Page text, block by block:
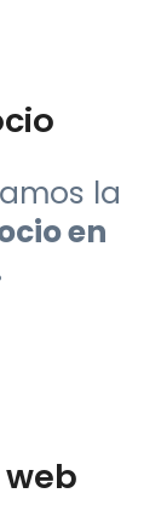
la
en
tu web